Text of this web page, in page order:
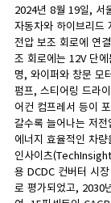
2024년 8월 19일, 서
자동차와 하이브리드
전압 보조 회로에 연
조 회로에는 12V 단
명, 와이퍼와 창문 모
펌프, 스티어링 드라
어컨 컴프레서 등이
갈수록 늘어나는 저
에너지 효율적인 차
인사이츠
용 DCDC 컨버터 시
로 평가되었고, 2030